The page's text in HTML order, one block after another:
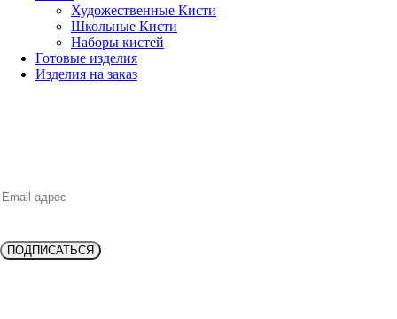
Художественные Кисти
Школьные Кисти
Наборы кистей
Готовые изделия
Изделия на заказ
ПОДПИСАТЬСЯ